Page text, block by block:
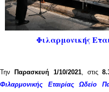
3
Φιλαρμονικής
Την Παρασκευή 1/10/2021, στις
Φιλαρμονικής Εταιρίας Ωδείο